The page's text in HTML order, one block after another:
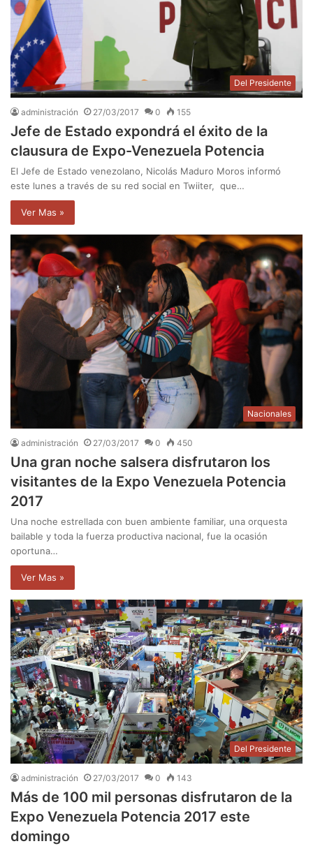
Del Presidente
administración 27/03/2017 0 155
Jefe de Estado expondrá el éxito de la
clausura de Expo-Venezuela Potencia
El Jefe de Estado venezolano, Nicolás Maduro Moros informó
este lunes a través de su red social en Twiiter, que…
Ver Mas »
Nacionales
administración 27/03/2017 0 450
Una gran noche salsera disfrutaron los
visitantes de la Expo Venezuela Potencia
2017
Una noche estrellada con buen ambiente familiar, una orquesta
bailable y toda la fuerza productiva nacional, fue la ocasión
oportuna…
Ver Mas »
Del Presidente
administración 27/03/2017 0 143
Más de 100 mil personas disfrutaron de la
Expo Venezuela Potencia 2017 este
domingo